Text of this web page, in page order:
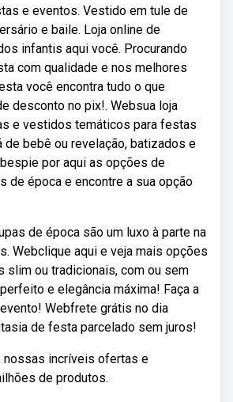
e eventos. Vestido em tule de
e baile. Loja online de
infantis aqui você. Procurando
com qualidade e nos melhores
você encontra tudo o que
desconto no pix!. Websua loja
e vestidos temáticos para festas
de bebê ou revelação, batizados e
por aqui as opções de
de época e encontre a sua opção
de época são um luxo à parte na
Webclique aqui e veja mais opções
slim ou tradicionais, com ou sem
e elegância máxima! Faça a
Webfrete grátis no dia
de festa parcelado sem juros!
nossas incríveis ofertas e
de produtos.